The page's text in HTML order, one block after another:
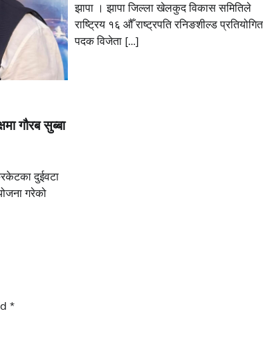
गौरब सुब्बा
दुईवटा
गरेको
झापा । झापा जिल्ला खेलकुद विकास समितिले
राष्ट्रिय १६ औँ राष्ट्रपति रनिङशील्ड
पदक विजेता […]
*